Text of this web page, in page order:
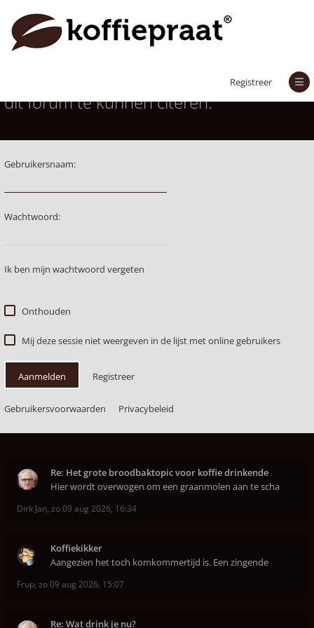
Registreer
Je moet aangemeld zijn om berichten in
dit forum te kunnen citeren.
Gebruikersnaam:
Wachtwoord:
Ik ben mijn wachtwoord vergeten
Onthouden
Mij deze sessie niet weergeven in de lijst met online gebruikers
Aanmelden Registreer
Gebruikersvoorwaarden Privacybeleid
Re: Het grote broodbaktopic voor koffie drinkende
Hier wordt overwogen om een graanmolen aan te scha
Dirk Jan, zo 09 aug 2026, 16:34
Koffiekikker
Aangezien het toch komkommertijd is. Een zingende
Frup, zo 09 aug 2026, 15:07
Re: Wat drink je nu?